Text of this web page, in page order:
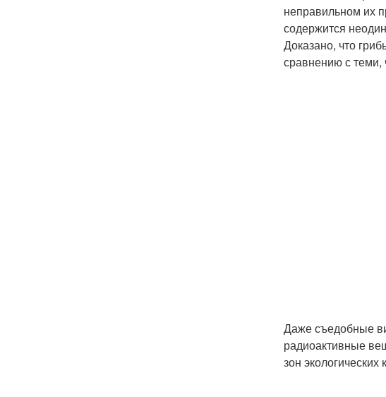
неправильном их
содержится
Доказано, что
сравнению с теми,
Даже съедобные
радиоактивные
зон